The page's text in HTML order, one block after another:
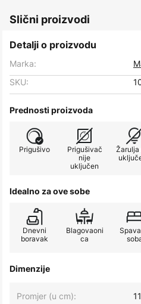
Slični proizvodi
Detalji o proizvodu
Marka:
SKU:
Prednosti proizvoda
Prigušivo
Prigušivač
nije
uključen
Žarulja
Idealno za ove sobe
Dnevni
boravak
Blagovaoni
ca
Dimenzije
Promjer (u cm):